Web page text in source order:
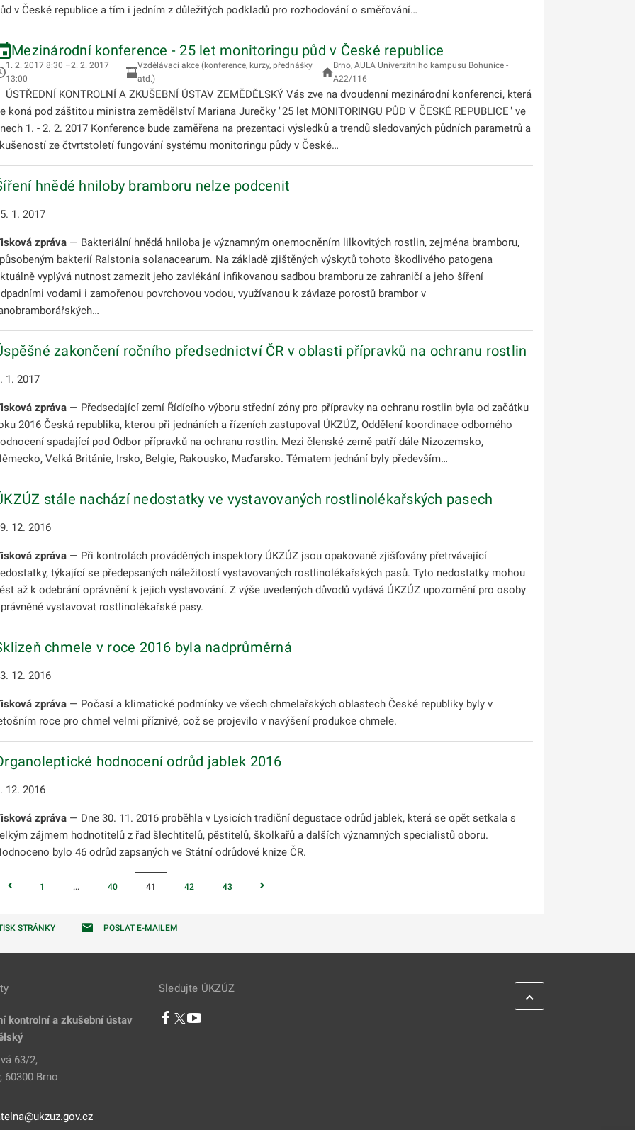
v České republice a tím i jedním z důležitých podkladů pro rozhodování o směřování…
Mezinárodní konference - 25 let monitoringu půd v České republice
1. 2. 2017 8:30 –2. 2. 2017
13:00
Vzdělávací akce (konference, kurzy, přednášky
atd.)
Brno, AULA Univerzitního kampusu Bohunice -
A22/116
ÚSTŘEDNÍ KONTROLNÍ A ZKUŠEBNÍ ÚSTAV ZEMĚDĚLSKÝ Vás zve na dvoudenní mezinárodní konferenci, která
koná pod záštitou ministra zemědělství Mariana Jurečky "25 let MONITORINGU PŮD V ČESKÉ REPUBLICE" ve
1. - 2. 2. 2017 Konference bude zaměřena na prezentaci výsledků a trendů sledovaných půdních parametrů a
ze čtvrtstoletí fungování systému monitoringu půdy v České…
hnědé hniloby bramboru nelze podcenit
1. 2017
zpráva — Bakteriální hnědá hniloba je významným onemocněním lilkovitých rostlin, zejména bramboru,
bakterií Ralstonia solanacearum. Na základě zjištěných výskytů tohoto škodlivého patogena
vyplývá nutnost zamezit jeho zavlékání infikovanou sadbou bramboru ze zahraničí a jeho šíření
vodami i zamořenou povrchovou vodou, využívanou k závlaze porostů brambor v
zakončení ročního předsednictví ČR v oblasti přípravků na ochranu rostlin
1. 2017
zpráva — Předsedající zemí Řídícího výboru střední zóny pro přípravky na ochranu rostlin byla od začátku
2016 Česká republika, kterou při jednáních a řízeních zastupoval ÚKZÚZ, Oddělení koordinace odborného
spadající pod Odbor přípravků na ochranu rostlin. Mezi členské země patří dále Nizozemsko,
Velká Británie, Irsko, Belgie, Rakousko, Maďarsko. Tématem jednání byly především…
stále nachází nedostatky ve vystavovaných rostlinolékařských pasech
12. 2016
zpráva — Při kontrolách prováděných inspektory ÚKZÚZ jsou opakovaně zjišťovány přetrvávající
týkající se předepsaných náležitostí vystavovaných rostlinolékařských pasů. Tyto nedostatky mohou
až k odebrání oprávnění k jejich vystavování. Z výše uvedených důvodů vydává ÚKZÚZ upozornění pro osoby
vystavovat rostlinolékařské pasy.
chmele v roce 2016 byla nadprůměrná
12. 2016
zpráva — Počasí a klimatické podmínky ve všech chmelařských oblastech České republiky byly v
roce pro chmel velmi příznivé, což se projevilo v navýšení produkce chmele.
hodnocení odrůd jablek 2016
12. 2016
zpráva — Dne 30. 11. 2016 proběhla v Lysicích tradiční degustace odrůd jablek, která se opět setkala s
zájmem hodnotitelů z řad šlechtitelů, pěstitelů, školkařů a dalších významných specialistů oboru.
bylo 46 odrůd zapsaných ve Státní odrůdové knize ČR.
1 ... 40 41 42 43
STRÁNKY POSLAT E-MAILEM
kontrolní a zkušební ústav
63/2,
60300 Brno
Sledujte ÚKZÚZ